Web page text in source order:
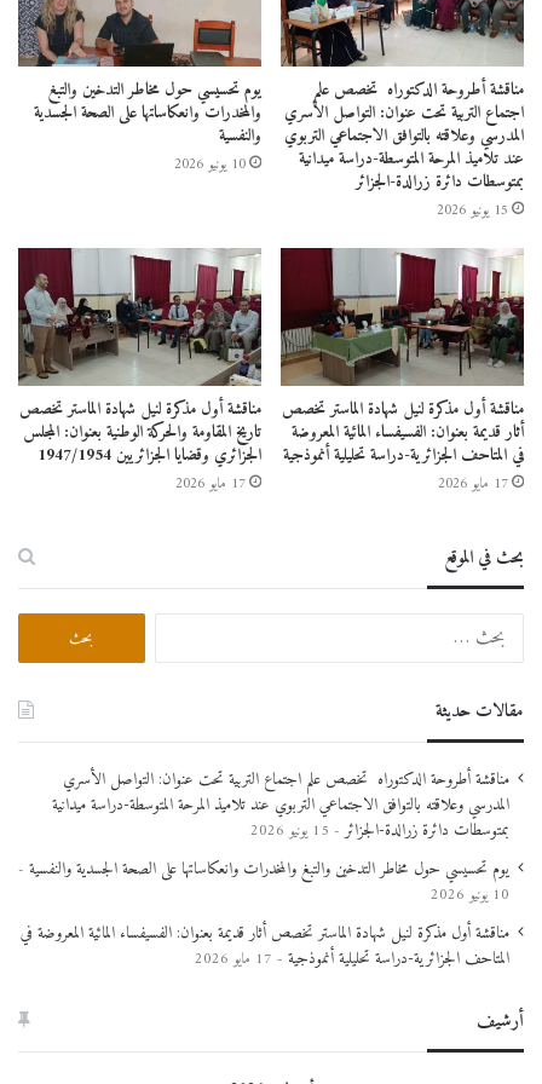
فيها السيد مدير
جامعة
تيسمسيلتومدير الثقافة و
الفنون . السيد رئيس
خميستي
خميستي، ومسؤول فرع
الديوان الوطني لتسيير و
استغلال الممتلكات الثقافية
المحمية، وممثلي الدرك
الوطني. ويأتي هذا المشروع
الميداني
علم
الآثارلجامعة تيبازة خارج
الولاية، وفرصة أيضا
للأساتذة وطلبة الدكتوراه
لإكتشاف مواقع و
معالم
أثريةتكون محل مشاريع
ودراسات إضافية.
مناقشة أطروحة الدكتوراه تخصص علم
اجتماع التربية تحت عنوان: التواصل الأسري
المدرسي وعلاقته بالتوافق الاجتماعي التربوي
عند تلاميذ المرحة المتوسطة-دراسة ميدانية
بمتوسطات دائرة زرالدة-الجزائر
15 يونيو 2026
يوم تحسيسي حول مخاطر التدخين والتبغ
والمخدرات وانعكاساتها على الصحة الجسدية
والنفسية
10 يونيو 2026
مناقشة أول مذكرة لنيل شهادة الماستر تخصص
أثار قديمة بعنوان: الفسيفساء المائية المعروضة
في المتاحف الجزائرية-دراسة تحليلية أنموذجية
17 مايو 2026
مناقشة أول مذكرة لنيل شهادة الماستر تخصص
تاريخ المقاومة والحركة الوطنية بعنوان: المجلس
الجزائري وقضايا الجزائريين 1947/1954
17 مايو 2026
بحث في الموقع
مقالات حديثة
مناقشة أطروحة الدكتوراه تخصص علم اجتماع التربية تحت عنوان: التواصل الأسري
المدرسي وعلاقته بالتوافق الاجتماعي التربوي عند تلاميذ المرحة المتوسطة-دراسة ميدانية
بمتوسطات دائرة زرالدة-الجزائر
15 يونيو 2026
يوم تحسيسي حول مخاطر التدخين والتبغ والمخدرات وانعكاساتها على الصحة الجسدية والنفسية
10 يونيو 2026
مناقشة أول مذكرة لنيل شهادة الماستر تخصص أثار قديمة بعنوان: الفسيفساء المائية المعروضة في
المتاحف الجزائرية-دراسة تحليلية أنموذجية
17 مايو 2026
أرشيف